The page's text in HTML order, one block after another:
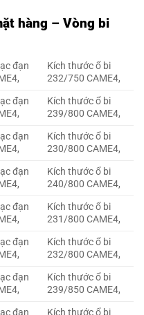
hàng – Vòng bi
đạn
Kích thước ổ bi
232/750 CAME4,
đạn
Kích thước ổ bi
239/800 CAME4,
đạn
Kích thước ổ bi
230/800 CAME4,
đạn
Kích thước ổ bi
240/800 CAME4,
đạn
Kích thước ổ bi
231/800 CAME4,
đạn
Kích thước ổ bi
232/800 CAME4,
đạn
Kích thước ổ bi
239/850 CAME4,
đạn Kích thước ổ bi